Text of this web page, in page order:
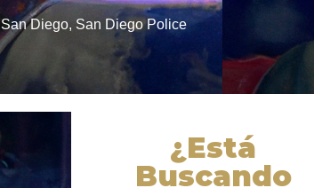
San Diego, San Diego Police
¿Está
Buscando